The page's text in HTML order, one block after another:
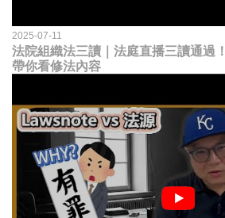
2025-07-11
法院組織法三讀｜法庭直播三讀通過
帶你看修法內容